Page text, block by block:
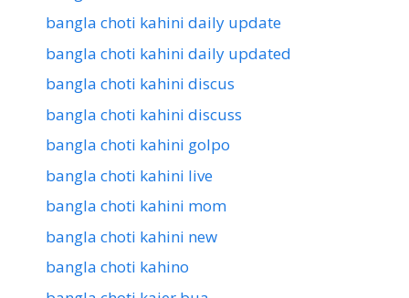
bangla choti kahini daily update
bangla choti kahini daily updated
bangla choti kahini discus
bangla choti kahini discuss
bangla choti kahini golpo
bangla choti kahini live
bangla choti kahini mom
bangla choti kahini new
bangla choti kahino